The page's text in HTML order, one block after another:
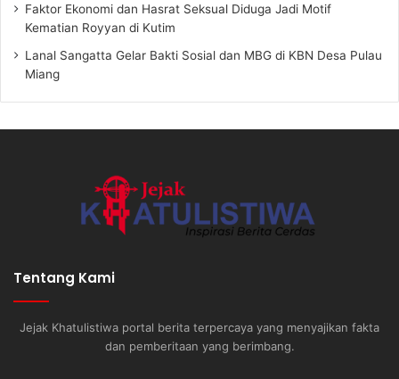
Faktor Ekonomi dan Hasrat Seksual Diduga Jadi Motif
Kematian Royyan di Kutim
Lanal Sangatta Gelar Bakti Sosial dan MBG di KBN Desa Pulau
Miang
Tentang Kami
Jejak Khatulistiwa portal berita terpercaya yang menyajikan fakta
dan pemberitaan yang berimbang.